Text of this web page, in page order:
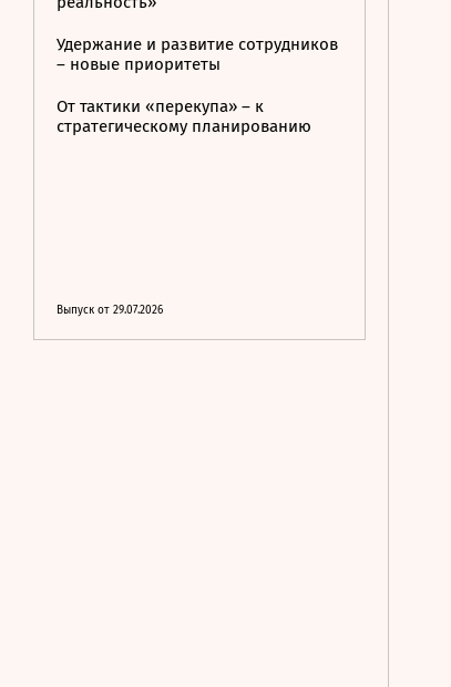
Удержание и развитие сотрудников
– новые приоритеты
От тактики «перекупа» – к
стратегическому планированию
Выпуск от 29.07.2026